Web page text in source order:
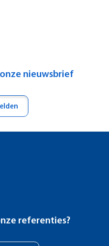
nieuwsbrief
referenties?